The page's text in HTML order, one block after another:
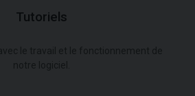
Tutoriels